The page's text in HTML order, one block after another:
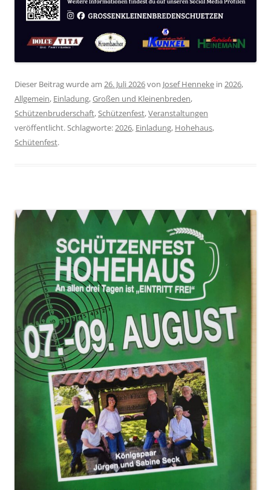
Dieser Beitrag wurde am 26. Juli 2026von Josef Henneke in 2026,
Allgemein, Einladung,Großen und Kleinenbreden,
Schützenbruderschaft,Schützenfest,Veranstaltungen
veröffentlicht. Schlagworte:2026, Einladung, Hohehaus,
Schütenfest.